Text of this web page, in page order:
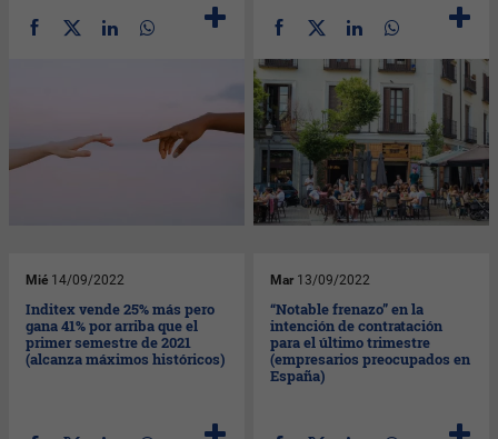
Mié 14/09/2022
Inditex vende 25% más pero
gana 41% por arriba que el
primer semestre de 2021
(alcanza máximos históricos)
Mar 13/09/2022
“Notable frenazo” en la
intención de contratación
para el último trimestre
(empresarios preocupados en
España)